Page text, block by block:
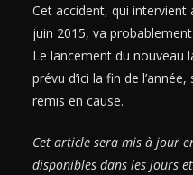
Cet accident, qui intervient
juin 2015, va
Le lancement du nouveau
prévu d’ici la fin de
remis en cause.
Cet article sera mis à jour
disponibles dans les jours